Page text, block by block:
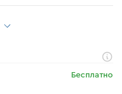
Бесплатно